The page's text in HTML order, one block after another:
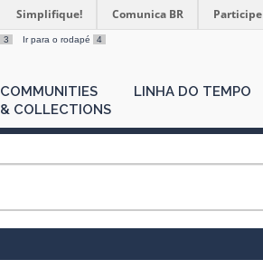
Simplifique! Comunica BR Participe
3 Ir para o rodapé 4
COMMUNITIES
& COLLECTIONS
LINHA DO TEMPO